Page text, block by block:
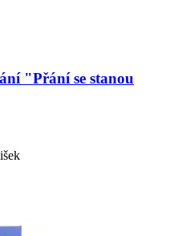
"Přání se stanou